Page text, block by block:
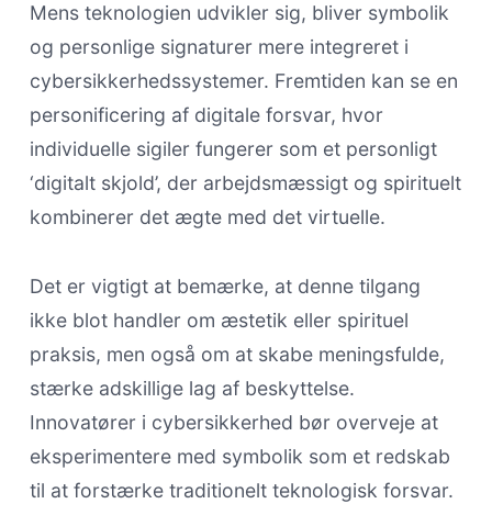
Mens teknologien udvikler sig, bliver symbolik
og personlige signaturer mere integreret i
cybersikkerhedssystemer. Fremtiden kan se en
personificering af digitale forsvar, hvor
individuelle sigiler fungerer som et personligt
‘digitalt skjold’, der arbejdsmæssigt og spirituelt
kombinerer det ægte med det virtuelle.
Det er vigtigt at bemærke, at denne tilgang
ikke blot handler om æstetik eller spirituel
praksis, men også om at skabe meningsfulde,
stærke adskillige lag af beskyttelse.
Innovatører i cybersikkerhed bør overveje at
eksperimentere med symbolik som et redskab
til at forstærke traditionelt teknologisk forsvar.